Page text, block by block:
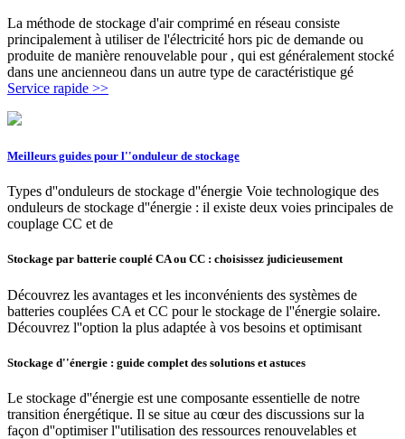
La méthode de stockage d'air comprimé en réseau consiste
principalement à utiliser de l'électricité hors pic de demande ou
produite de manière renouvelable pour , qui est généralement stocké
dans une ancienneou dans un autre type de caractéristique gé
Service rapide >>
Meilleurs guides pour l''onduleur de stockage
Types d''onduleurs de stockage d''énergie Voie technologique des
onduleurs de stockage d''énergie : il existe deux voies principales de
couplage CC et de
Stockage par batterie couplé CA ou CC : choisissez judicieusement
Découvrez les avantages et les inconvénients des systèmes de
batteries couplées CA et CC pour le stockage de l''énergie solaire.
Découvrez l''option la plus adaptée à vos besoins et optimisant
Stockage d''énergie : guide complet des solutions et astuces
Le stockage d''énergie est une composante essentielle de notre
transition énergétique. Il se situe au cœur des discussions sur la
façon d''optimiser l''utilisation des ressources renouvelables et